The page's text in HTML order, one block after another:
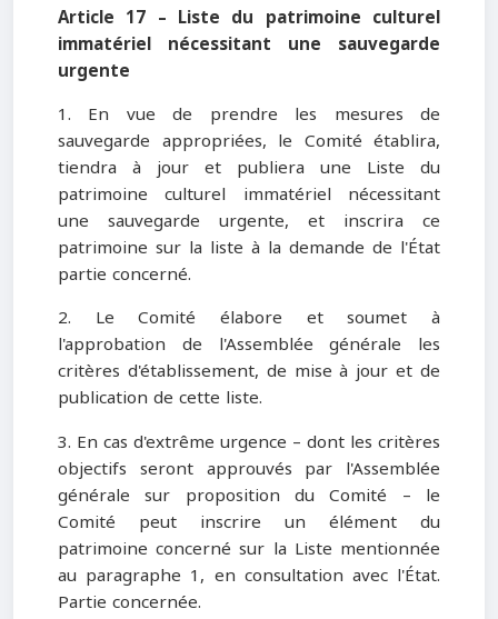
Article 17 – Liste du patrimoine culturel
immatériel nécessitant une sauvegarde
urgente
1. En vue de prendre les mesures de
sauvegarde appropriées, le Comité établira,
tiendra à jour et publiera une Liste du
patrimoine culturel immatériel nécessitant
une sauvegarde urgente, et inscrira ce
patrimoine sur la liste à la demande de l'État
partie concerné.
2. Le Comité élabore et soumet à
l'approbation de l'Assemblée générale les
critères d'établissement, de mise à jour et de
publication de cette liste.
3. En cas d'extrême urgence – dont les critères
objectifs seront approuvés par l'Assemblée
générale sur proposition du Comité – le
Comité peut inscrire un élément du
patrimoine concerné sur la Liste mentionnée
au paragraphe 1, en consultation avec l'État.
Partie concernée.